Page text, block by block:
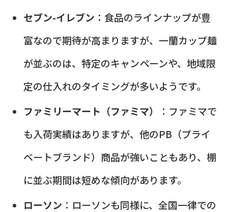
セブン-イレブン ：食品のラインナップが豊
富なので期待が高まりますが、一蘭カップ麺
が並ぶのは、特定のキャンペーンや、地域限
定の仕入れのタイミングが多いようです。
ファミリーマート（ファミマ）
：ファミマで
も入荷実績はありますが、他のPB（プライ
ベートブランド）商品が強いこともあり、棚
に並ぶ期間は短めな傾向があります。
ローソン ：ローソンも同様に、全国一律での